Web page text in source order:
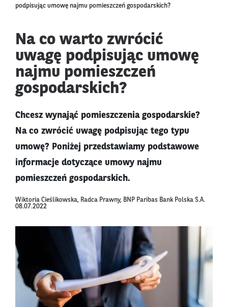
podpisując umowę najmu pomieszczeń gospodarskich?
Na co warto zwrócić
uwagę podpisując umowę
najmu pomieszczeń
gospodarskich?
Chcesz wynająć pomieszczenia gospodarskie?
Na co zwrócić uwagę podpisując tego typu
umowę? Poniżej przedstawiamy podstawowe
informacje dotyczące umowy najmu
pomieszczeń gospodarskich.
Wiktoria Cieślikowska, Radca Prawny, BNP Paribas Bank Polska S.A.
08.07.2022